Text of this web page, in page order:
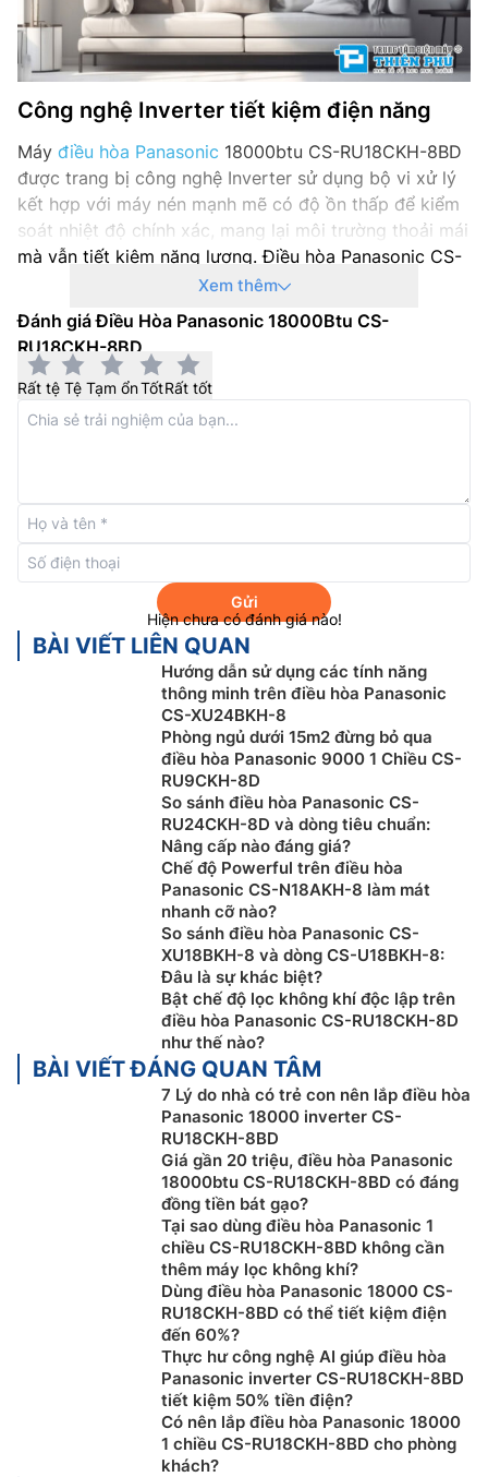
Chiều dài đường ống tối đa: 30 m
Hãng sản xuất: Panasonic
Năm ra mắt: 2026
Công nghệ Inverter tiết kiệm điện năng
Máy điều hòa Panasonic 18000btu CS-RU18CKH-8BD
được trang bị công nghệ Inverter sử dụng bộ vi xử lý
kết hợp với máy nén mạnh mẽ có độ ồn thấp để kiểm
soát nhiệt độ chính xác, mang lại môi trường thoải mái
mà vẫn tiết kiệm năng lượng. Điều hòa Panasonic CS-
RU18CKH-8BD có chỉ số hiệu suất năng lượng CSPF
cao đạt 5 sao, giúp giảm đáng kể hóa đơn tiền điện và
tác động đến môi trường.
Chế độ ECO tích hợp Trí tuệ nhân tạo AI
Để cân bằng giữa yếu tố tiết kiệm năng lượng và sự
thoải mái của người dùng, Panasonic đã tích hợp công
nghệ trí tuệ nhân tạo AI vào chế độ ECO giúp tiết kiệm
năng lượng tối ưu mà không ảnh hưởng đến cảm giác
thoải mái của người dùng. Tính năng này sẽ dần dần
phân tích tình trạng của căn phòng và phản ứng phù
hợp để máy điều hòa không khí hoạt động ở mức cân
bằng hoàn hảo giữa việc mang đến cả sự thoải mái lẫn
tiết kiệm năng lượng.
Làm mát nhanh hơn với chế độ PowerFul
Chế độ PowerFul trên điều hòa Panasonic 18000btu
CS-RU18CKH-8BD làm mát căn phòng của bạn nhanh
hơn 18%, bằng cách chạy cả máy nén và quạt dàn lạnh
ở tốc độ siêu cao để bạn tận hưởng khả năng làm mát
mạnh mẽ tức thì trong khi khởi động.
Xem thêm
Đánh giá Điều Hòa Panasonic 18000Btu CS-
RU18CKH-8BD
Rất tệ Tệ Tạm ổnTốtRất tốt
Gửi
Hiện chưa có đánh giá nào!
BÀI VIẾT LIÊN QUAN
Hướng dẫn sử dụng các tính năng
thông minh trên điều hòa Panasonic
CS-XU24BKH-8
Phòng ngủ dưới 15m2 đừng bỏ qua
điều hòa Panasonic 9000 1 Chiều CS-
RU9CKH-8D
So sánh điều hòa Panasonic CS-
RU24CKH-8D và dòng tiêu chuẩn:
Nâng cấp nào đáng giá?
Chế độ Powerful trên điều hòa
Panasonic CS-N18AKH-8 làm mát
nhanh cỡ nào?
So sánh điều hòa Panasonic CS-
XU18BKH-8 và dòng CS-U18BKH-8:
Đâu là sự khác biệt?
Bật chế độ lọc không khí độc lập trên
điều hòa Panasonic CS-RU18CKH-8D
như thế nào?
BÀI VIẾT ĐÁNG QUAN TÂM
7 Lý do nhà có trẻ con nên lắp điều hòa
Panasonic 18000 inverter CS-
RU18CKH-8BD
Giá gần 20 triệu, điều hòa Panasonic
18000btu CS-RU18CKH-8BD có đáng
đồng tiền bát gạo?
Tại sao dùng điều hòa Panasonic 1
chiều CS-RU18CKH-8BD không cần
thêm máy lọc không khí?
Dùng điều hòa Panasonic 18000 CS-
RU18CKH-8BD có thể tiết kiệm điện
đến 60%?
Thực hư công nghệ AI giúp điều hòa
Panasonic inverter CS-RU18CKH-8BD
tiết kiệm 50% tiền điện?
Có nên lắp điều hòa Panasonic 18000
1 chiều CS-RU18CKH-8BD cho phòng
khách?